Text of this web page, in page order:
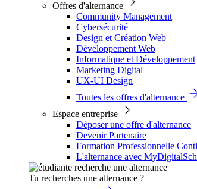
Offres d'alternance
Community Management
Cybersécurité
Design et Création Web
Développement Web
Informatique et Développement
Marketing Digital
UX-UI Design
Toutes les offres d'alternance
Espace entreprise
Déposer une offre d'alternance
Devenir Partenaire
Formation Professionnelle
L'alternance avec
Tu recherches une alternance ?